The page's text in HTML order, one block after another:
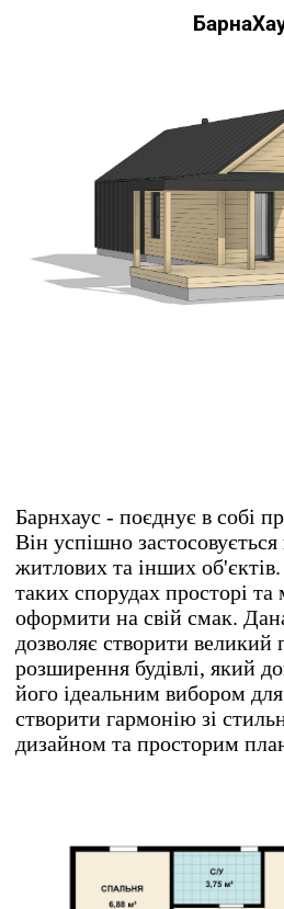
Барнхаус - поєднує в собі
Він успішно застосовується
житлових та інших
таких спорудах просторі та
оформити на свій смак.
дозволяє створити великий
розширення будівлі, який
його ідеальним вибором
створити гармонію зі
дизайном та просторим